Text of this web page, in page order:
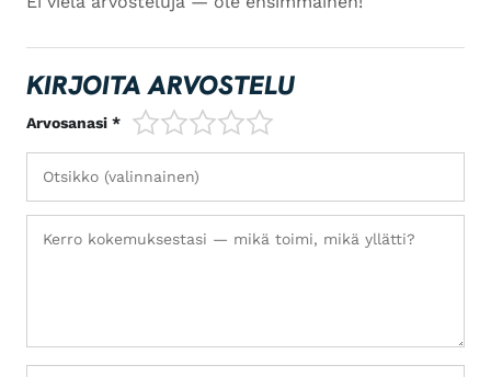
KIRJOITA ARVOSTELU
Arvosanasi * 1/5 2/53/54/5